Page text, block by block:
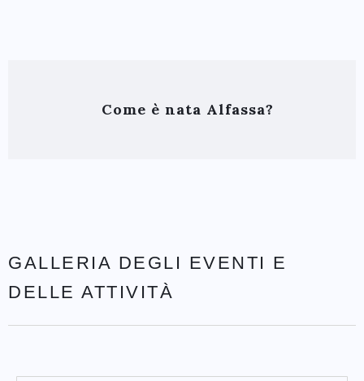
Come è nata Alfassa?
GALLERIA DEGLI EVENTI E
DELLE ATTIVITÀ